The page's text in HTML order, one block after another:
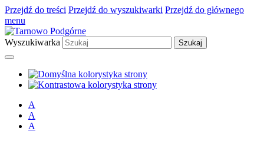
Przejdź do treści Przejdź do wyszukiwarki Przejdź do głównego
menu
Wyszukiwarka
A
A
A